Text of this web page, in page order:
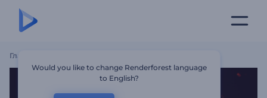
Главная
Would you like to change Renderforest language
to English?